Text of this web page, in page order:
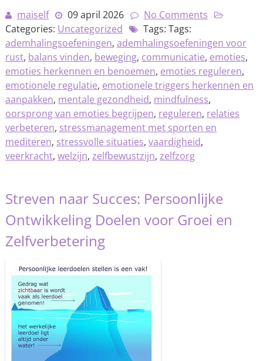
maiself
09 april 2026
No Comments
Categories: Uncategorized
Tags: Tags:
ademhalingsoefeningen, ademhalingsoefeningen voor
rust, balans vinden, beweging, communicatie, emoties,
emoties herkennen en benoemen, emoties reguleren,
emotionele regulatie, emotionele triggers herkennen en
aanpakken, mentale gezondheid, mindfulness,
oorsprong van emoties begrijpen, reguleren, relaties
verbeteren, stressmanagement met sporten en
mediteren, stressvolle situaties, vaardigheid,
veerkracht, welzijn, zelfbewustzijn, zelfzorg
Streven naar Succes: Persoonlijke
Ontwikkeling Doelen voor Groei en
Zelfverbetering